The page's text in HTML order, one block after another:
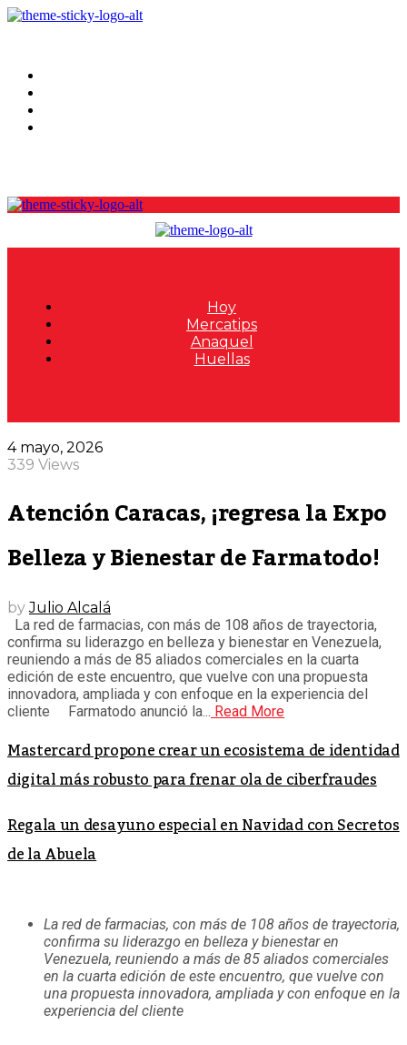
Hoy
Mercatips
Anaquel
Huellas
4 mayo, 2026
339 Views
Atención Caracas, ¡regresa la Expo
Belleza y Bienestar de Farmatodo!
byJulio Alcalá
La red de farmacias, con más de 108 años de trayectoria,
confirma su liderazgo en belleza y bienestar en Venezuela,
reuniendo a más de 85 aliados comerciales en la cuarta
edición de este encuentro, que vuelve con una propuesta
innovadora, ampliada y con enfoque en la experiencia del
cliente Farmatodo anunció la... Read More
Mastercard propone crear un ecosistema de identidad
digital más robusto para frenar ola de ciberfraudes
Regala un desayuno especial en Navidad con Secretos
de la Abuela
La red de farmacias, con más de 108 años de trayectoria,
confirma su liderazgo en belleza y bienestar en
Venezuela, reuniendo a más de 85 aliados comerciales
en la cuarta edición de este encuentro, que vuelve con
una propuesta innovadora, ampliada y con enfoque en la
experiencia del cliente